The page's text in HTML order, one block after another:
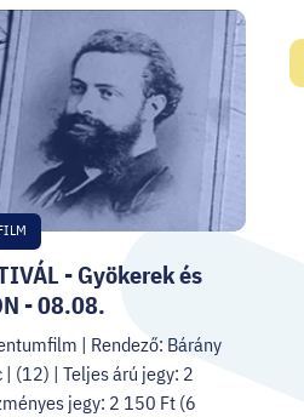
- Gyökerek és
- 08.08.
| Rendező: Bárány
| (12) | Teljes árú jegy: 2
jegy: 2 150 Ft (6